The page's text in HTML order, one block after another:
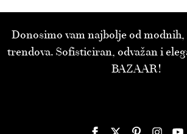
Donosimo vam najbolje od
trendova. Sofisticiran, odvažan i
BAZAAR!